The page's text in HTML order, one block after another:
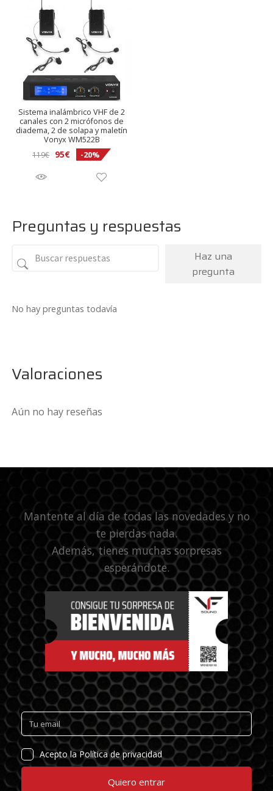
Sistema inalámbrico VHF de 2
canales con 2 micrófonos de
diadema, 2 de solapa y maletín
Vonyx WM522B
119€
El
95€El
actual
-20%
Preguntas y respuestas
Haz una
pregunta
No hay preguntas todavía
Valoraciones
Aún no hay reseñas
Mantente al día de todas las novedades y no
te pierdas nada.
Además, tienes muchas sorpresas
esperándote.